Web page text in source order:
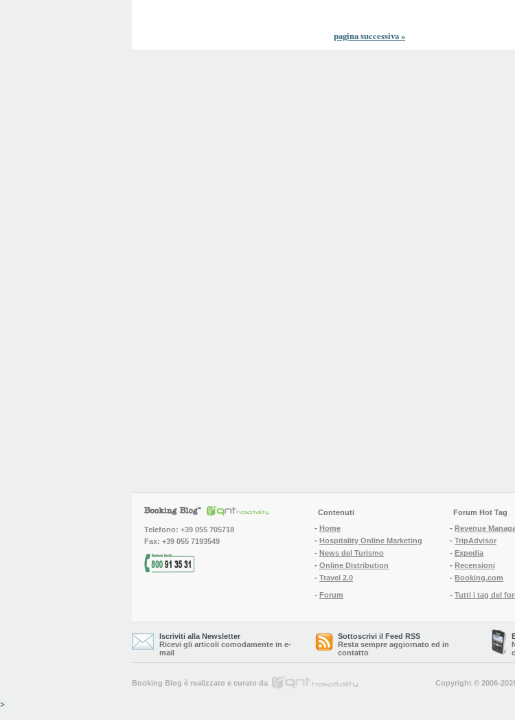
pagina successiva»
Telefono: +39 055 705718
Fax: +39 055 7193549
Contenuti
- Home
- Hospitality Online Marketing
- News del Turismo
- Online Distribution
- Travel 2.0
- Forum
Forum Hot Tag
- Revenue
- TripAdvisor
- Expedia
- Recensioni
- Booking.com
- Tutti i tag del
Iscriviti alla Newsletter
Ricevi gli articoli comodamente in e-
mail
Sottoscrivi il Feed RSS
Resta sempre aggiornato ed in
contatto
Booking Blog è realizzato e curato da Copyright © 2006-
>